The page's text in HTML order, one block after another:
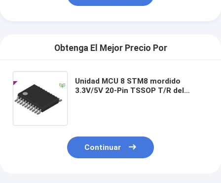
Obtenga El Mejor Precio Por
Unidad MCU 8 STM8 mordido
3.3V/5V 20-Pin TSSOP T/R del
Continuar